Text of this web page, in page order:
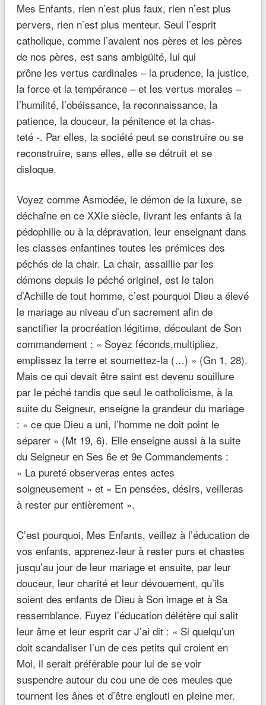
Mes Enfants, rien n’est plus faux, rien n’est plus
pervers, rien n’est plus menteur. Seul l’esprit
catholique, comme l’avaient nos pères et les pères
de nos pères, est sans ambigüité, lui qui
prône les vertus cardinales – la prudence, la justice,
la force et la tempérance – et les vertus morales –
l’humilité, l’obéissance, la reconnaissance, la
patience, la douceur, la pénitence et la chas-
teté -. Par elles, la société peut se construire ou se
reconstruire, sans elles, elle se détruit et se
disloque.
Voyez comme Asmodée, le démon de la luxure, se
déchaîne en ce XXIe siècle, livrant les enfants à la
pédophilie ou à la dépravation, leur enseignant dans
les classes enfantines toutes les prémices des
péchés de la chair. La chair, assaillie par les
démons depuis le péché originel, est le talon
d’Achille de tout homme, c’est pourquoi Dieu a élevé
le mariage au niveau d’un sacrement afin de
sanctifier la procréation légitime, découlant de Son
commandement : « Soyez féconds,multipliez,
emplissez la terre et soumettez-la (…) » (Gn 1, 28).
Mais ce qui devait être saint est devenu souillure
par le péché tandis que seul le catholicisme, à la
suite du Seigneur, enseigne la grandeur du mariage
: « ce que Dieu a uni, l’homme ne doit point le
séparer » (Mt 19, 6). Elle enseigne aussi à la suite
du Seigneur en Ses 6e et 9e Commandements :
« La pureté observeras entes actes
soigneusement » et « En pensées, désirs, veilleras
à rester pur entièrement ».
C’est pourquoi, Mes Enfants, veillez à l’éducation de
vos enfants, apprenez-leur à rester purs et chastes
jusqu’au jour de leur mariage et ensuite, par leur
douceur, leur charité et leur dévouement, qu’ils
soient des enfants de Dieu à Son image et à Sa
ressemblance. Fuyez l’éducation délétère qui salit
leur âme et leur esprit car J’ai dit : « Si quelqu’un
doit scandaliser l’un de ces petits qui croient en
Moi, il serait préférable pour lui de se voir
suspendre autour du cou une de ces meules que
tournent les ânes et d’être englouti en pleine mer.